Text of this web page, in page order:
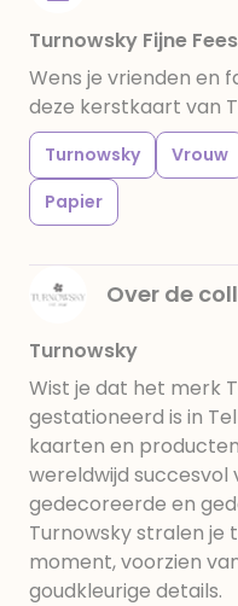
Turnowsky Fijne
Wens je vrienden en
deze kerstkaart van
Turnowsky Vrouw
Papier
Over de
Turnowsky
Wist je dat het merk
gestationeerd is in
kaarten en
wereldwijd
gedecoreerde en
Turnowsky stralen je
moment, voorzien
goudkleurige details.